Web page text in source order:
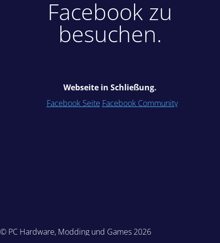
Facebook zu
besuchen.
Webseite in Schließung.
Facebook Seite Facebook Community
© PC Hardware, Modding und Games 2026